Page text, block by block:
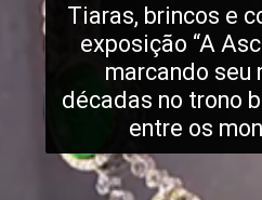
Tiaras, brincos e
exposição “A
marcando seu
décadas no trono
entre os